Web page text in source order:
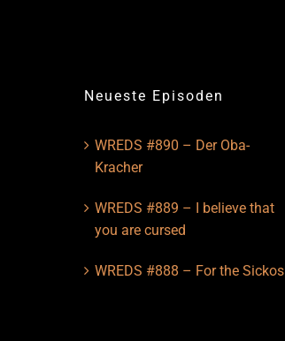
Neueste Episoden
WREDS #890 – Der Oba-
Kracher
WREDS #889 – I believe that
you are cursed
WREDS #888 – For the Sickos